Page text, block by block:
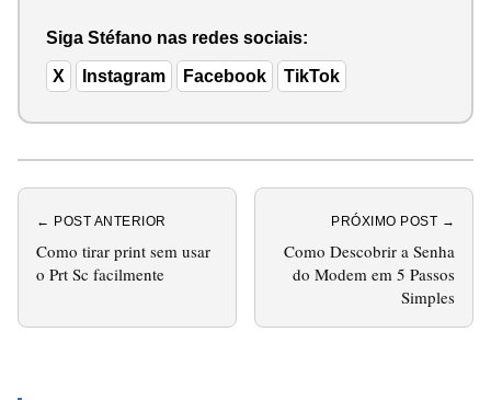
Siga Stéfano nas redes sociais:
X Instagram Facebook TikTok
← POST ANTERIOR
Como tirar print sem usar
o Prt Sc facilmente
PRÓXIMO POST →
Como Descobrir a Senha
do Modem em 5 Passos
Simples